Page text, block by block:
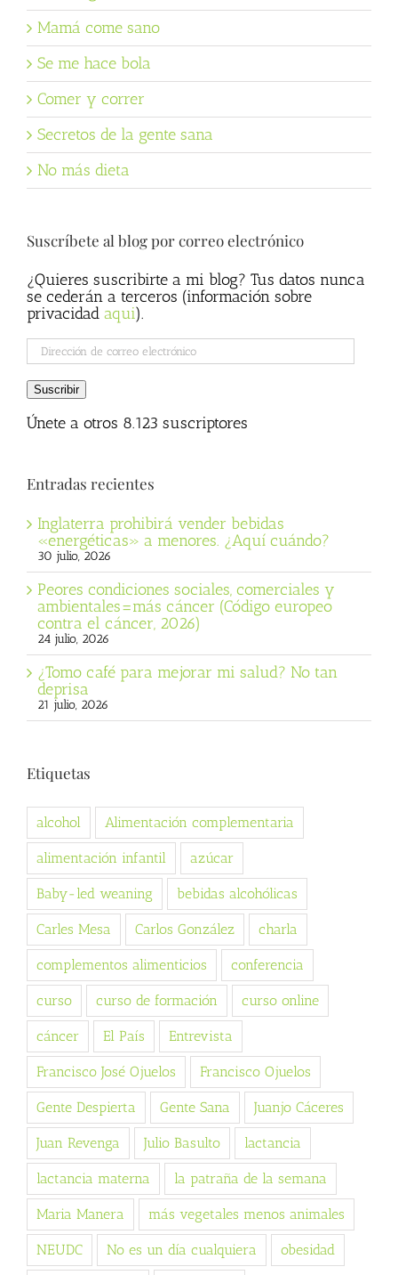
Mamá come sano
Se me hace bola
Comer y correr
Secretos de la gente sana
No más dieta
Suscríbete al blog por correo electrónico
¿Quieres suscribirte a mi blog? Tus datos nunca
se cederán a terceros (información sobre
privacidad aqui).
Dirección
de
correo
electrónico
Suscribir
Únete a otros 8.123 suscriptores
Entradas recientes
Inglaterra prohibirá vender bebidas
«energéticas» a menores. ¿Aquí cuándo?
30 julio, 2026
Peores condiciones sociales, comerciales y
ambientales=más cáncer (Código europeo
contra el cáncer, 2026)
24 julio, 2026
¿Tomo café para mejorar mi salud? No tan
deprisa
21 julio, 2026
Etiquetas
alcohol Alimentación complementaria
alimentación infantil azúcar
Baby-led weaning bebidas alcohólicas
Carles Mesa Carlos González charla
complementos alimenticios conferencia
curso curso de formación curso online
cáncer El País Entrevista
Francisco José Ojuelos Francisco Ojuelos
Gente Despierta Gente Sana Juanjo Cáceres
Juan Revenga Julio Basulto lactancia
lactancia materna la patraña de la semana
Maria Manera más vegetales menos animales
NEUDC No es un día cualquiera obesidad